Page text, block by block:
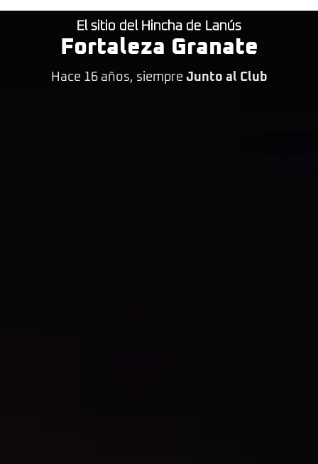
El sitio del Hincha de Lanús
Fortaleza Granate
Hace 16 años, siempre Junto al Club